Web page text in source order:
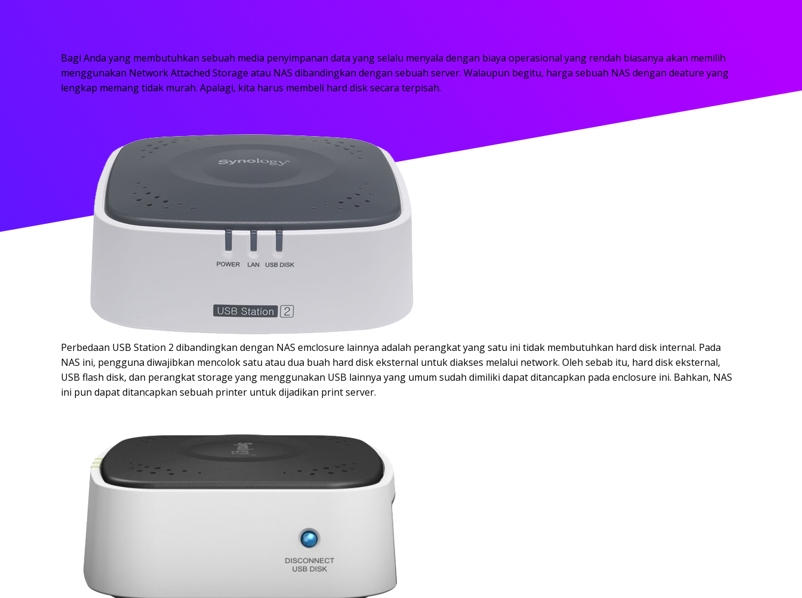
Bagi Anda yang membutuhkan sebuah media penyimpanan data yang selalu menyala dengan biaya operasional yang rendah biasanya akan memilih
menggunakan Network Attached Storage atau NAS dibandingkan dengan sebuah server. Walaupun begitu, harga sebuah NAS dengan deature yang
lengkap memang tidak murah. Apalagi, kita harus membeli hard disk secara terpisah.
Perbedaan USB Station 2 dibandingkan dengan NAS emclosure lainnya adalah perangkat yang satu ini tidak membutuhkan hard disk internal. Pada
NAS ini, pengguna diwajibkan mencolok satu atau dua buah hard disk eksternal untuk diakses melalui network. Oleh sebab itu, hard disk eksternal,
USB flash disk, dan perangkat storage yang menggunakan USB lainnya yang umum sudah dimiliki dapat ditancapkan pada enclosure ini. Bahkan, NAS
ini pun dapat ditancapkan sebuah printer untuk dijadikan print server.